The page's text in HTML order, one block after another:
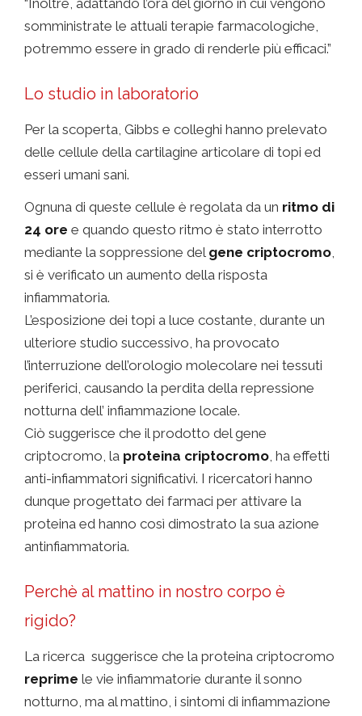
“Inoltre, adattando l’ora del giorno in cui vengono
somministrate le attuali terapie farmacologiche,
potremmo essere in grado di renderle più efficaci.”
Lo studio in laboratorio
Per la scoperta, Gibbs e colleghi hanno prelevato
delle cellule della cartilagine articolare di topi ed
esseri umani sani.
Ognuna di queste cellule è regolata da un ritmo di
24 ore e quando questo ritmo è stato interrotto
mediante la soppressione del gene criptocromo,
si è verificato un aumento della risposta
infiammatoria.
L’esposizione dei topi a luce costante, durante un
ulteriore studio successivo, ha provocato
l’interruzione dell’orologio molecolare nei tessuti
periferici, causando la perdita della repressione
notturna dell’ infiammazione locale.
Ciò suggerisce che il prodotto del gene
criptocromo, la proteina criptocromo, ha effetti
anti-infiammatori significativi. I ricercatori hanno
dunque progettato dei farmaci per attivare la
proteina ed hanno così dimostrato la sua azione
antinfiammatoria.
Perchè al mattino in nostro corpo è
rigido?
La ricerca suggerisce che la proteina criptocromo
reprime le vie infiammatorie durante il sonno
notturno, ma al mattino, i sintomi di infiammazione